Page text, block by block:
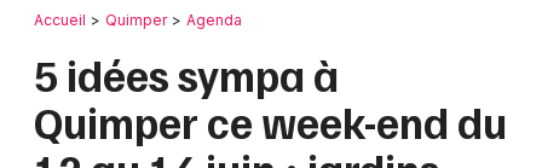
Publier un événement
Bordeaux
Colmar
Retour
Accueil Quimper Agenda
5 idées sympa à
Quimper ce week-end du
Où ?
Partout
Près de moi Changer de lieu
Quand ?
Effacer les dates